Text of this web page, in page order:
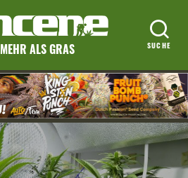
MEHR ALS GRAS